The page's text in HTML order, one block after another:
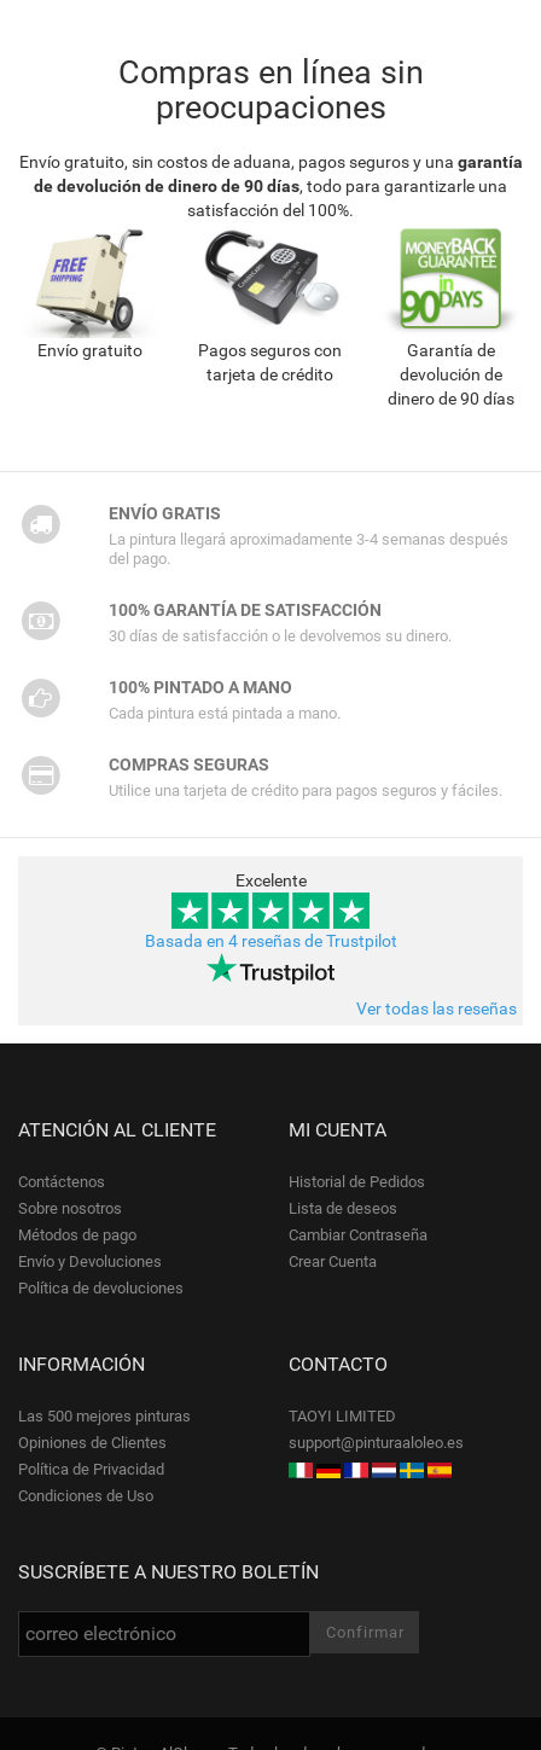
Compras en línea sin
preocupaciones
Envío gratuito, sin costos de aduana, pagos seguros y una garantía
de devolución de dinero de 90 días, todo para garantizarle una
satisfacción del 100%.
Envío gratuito
Pagos seguros con
tarjeta de crédito
Garantía de
devolución de
dinero de 90 días
ENVÍO GRATIS
La pintura llegará aproximadamente 3-4 semanas después
del pago.
100% GARANTÍA DE SATISFACCIÓN
30 días de satisfacción o le devolvemos su dinero.
100% PINTADO A MANO
Cada pintura está pintada a mano.
COMPRAS SEGURAS
Utilice una tarjeta de crédito para pagos seguros y fáciles.
Excelente
Basada en 4 reseñas de Trustpilot
Ver todas las reseñas
ATENCIÓN AL CLIENTE
Contáctenos
Sobre nosotros
Métodos de pago
Envío y Devoluciones
Política de devoluciones
MI CUENTA
Historial de Pedidos
Lista de deseos
Cambiar Contraseña
Crear Cuenta
INFORMACIÓN
Las 500 mejores pinturas
Opiniones de Clientes
Política de Privacidad
Condiciones de Uso
CONTACTO
TAOYI LIMITED
support@pinturaaloleo.es
SUSCRÍBETE A NUESTRO BOLETÍN